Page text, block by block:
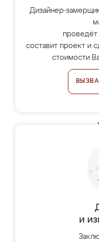
Дизайнер-
проведёт
составит проект и
стоимости
и